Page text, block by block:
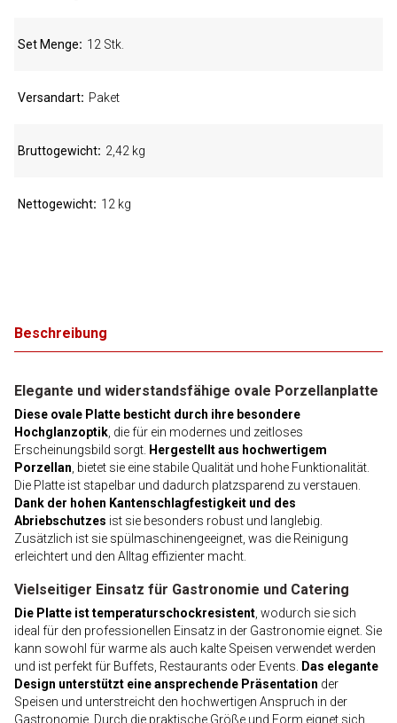
Beschreibung
Elegante und widerstandsfähige ovale Porzellanplatte
Diese ovale Platte besticht durch ihre besondere
Hochglanzoptik , die für ein modernes und zeitloses
Erscheinungsbild sorgt. Hergestellt aus hochwertigem
Porzellan , bietet sie eine stabile Qualität und hohe Funktionalität.
Die Platte ist stapelbar und dadurch platzsparend zu verstauen.
Dank der hohen Kantenschlagfestigkeit und des
Abriebschutzes ist sie besonders robust und langlebig.
Zusätzlich ist sie spülmaschinengeeignet, was die Reinigung
erleichtert und den Alltag effizienter macht.
Vielseitiger Einsatz für Gastronomie und Catering
Die Platte ist temperaturschockresistent , wodurch sie sich
ideal für den professionellen Einsatz in der Gastronomie eignet. Sie
kann sowohl für warme als auch kalte Speisen verwendet werden
und ist perfekt für Buffets, Restaurants oder Events.
Das elegante
Design unterstützt eine ansprechende Präsentation der
Speisen und unterstreicht den hochwertigen Anspruch in der
Gastronomie. Durch die praktische Größe und Form eignet sich
Set Menge 12 Stk.
Versandart Paket
Bruttogewicht 2,42 kg
Nettogewicht 12 kg